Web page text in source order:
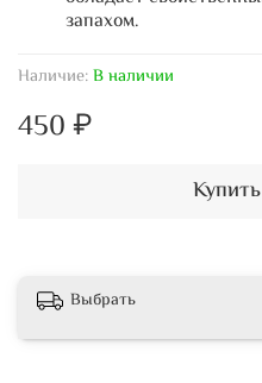
Наличие:В наличии
450 ₽
запахом.
Выбрать